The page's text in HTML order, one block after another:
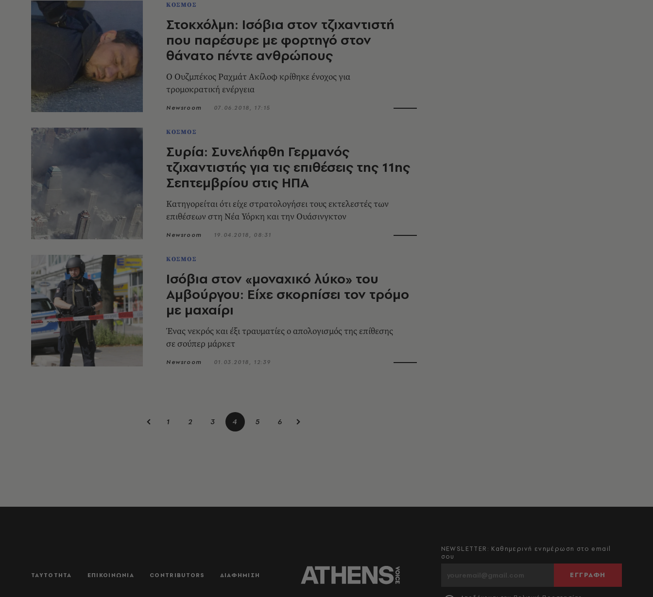
ΚΟΣΜΟΣ
Στοκχόλμη: Ισόβια στον τζιχαντιστή
που παρέσυρε με φορτηγό στον
θάνατο πέντε ανθρώπους
Ο Ουζμπέκος Ραχμάτ Ακίλοφ κρίθηκε ένοχος για
τρομοκρατική ενέργεια
Newsroom 07.06.2018, 17:15
ΚΟΣΜΟΣ
Συρία: Συνελήφθη Γερμανός
τζιχαντιστής για τις επιθέσεις της 11ης
Σεπτεμβρίου στις ΗΠΑ
Κατηγορείται ότι είχε στρατολογήσει τους εκτελεστές των
επιθέσεων στη Νέα Υόρκη και την Ουάσινγκτον
Newsroom 19.04.2018, 08:31
ΚΟΣΜΟΣ
Ισόβια στον «μοναχικό λύκο» του
Αμβούργου: Είχε σκορπίσει τον τρόμο
με μαχαίρι
Ένας νεκρός και έξι τραυματίες ο απολογισμός της επίθεσης
σε σούπερ μάρκετ
Newsroom 01.03.2018, 12:39
1 2 3 4 5 6
ΤΑΥΤΟΤΗΤΑ ΕΠΙΚΟΙΝΩΝΙΑ CONTRIBUTORS ΔΙΑΦΗΜΙΣΗ
NEWSLETTER: Καθημερινή ενημέρωση στο email
σου
ΕΓΓΡΑΦΗ